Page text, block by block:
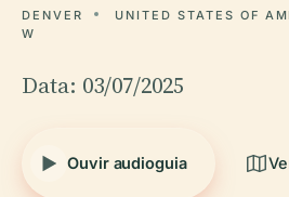
DENVER UNITED STATES OF
W
Data: 03/07/2025
Ouvir audioguia